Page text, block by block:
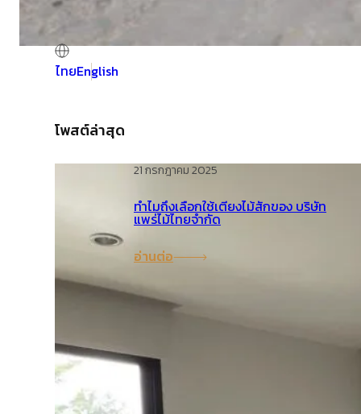
English
ไทย
โพสต์ล่าสุด
21 กรกฎาคม 2025
ทำไมถึงเลือกใช้เตียงไม้สักของ บริษัท
แพร่ไม้ไทยจำกัด
อ่านต่อ